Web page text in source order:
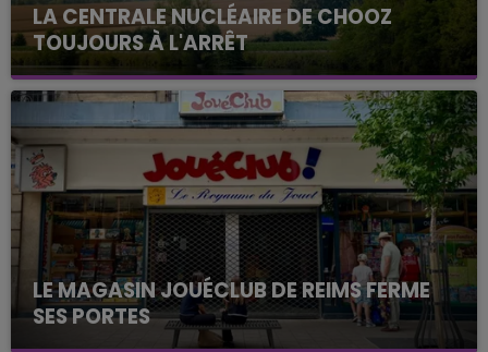
LA CENTRALE NUCLÉAIRE DE CHOOZ
TOUJOURS À L'ARRÊT
Cela fait déjà une semaine que la centrale
nucléaire ardennaise est à l'arrêt. Une situation
justifiée par la sécheresse intense qui est toujours
présente.
LE MAGASIN JOUÉCLUB DE REIMS FERME
SES PORTES
C'était l'une des institutions du centre-ville